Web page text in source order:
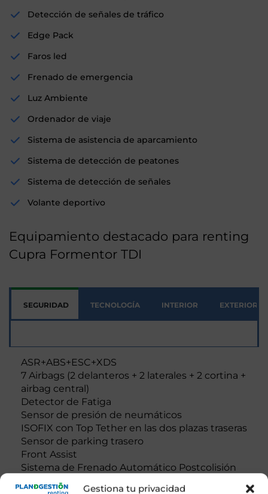
Gestiona tu privacidad
Detección de señales de tráfico
Edge Pack
Faros led
Frenado de emergencia
Luz Ambiente
Ordenador de viaje
Sistema de asistencia de aparcamiento
Sistema de detección de peatones
Sistema de detección de señales
Volante deportivo
Equipamiento destacado para renting
Cupra Formentor TDI
SEGURIDAD TECNOLOGÍA INTERIOR EXTERIOR
ASR+ABS+ESC+XDS
7 Airbags (2 delanteros + 2 laterales + 2 cortina +
airbag central)
Detector de Fatiga
Sensor de presión de neumáticos
ISOFIX con Top Tether en las dos plazas traseras
Sensor de parking trasero
Front Assist
Sistema de Frenado Automático Postcolisión
Asistente de arranque en pendiente